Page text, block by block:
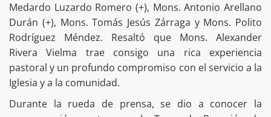
Medardo Luzardo Romero (+), Mons. Antonio Arellano
Durán (+), Mons. Tomás Jesús Zárraga y Mons. Polito
Rodríguez Méndez. Resaltó que Mons. Alexander
Rivera Vielma trae consigo una rica experiencia
pastoral y un profundo compromiso con el servicio a la
Iglesia y a la comunidad.
Durante la rueda de prensa, se dio a conocer la